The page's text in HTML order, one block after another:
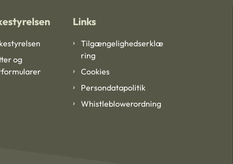
og
Links
Tilgængelighedserklæ
ring
Cookies
Persondatapolitik
Whistleblowerordning